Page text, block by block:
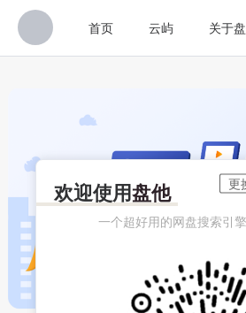
首页 云屿 关于
欢迎使用盘他
一个超好用的网盘搜索引擎